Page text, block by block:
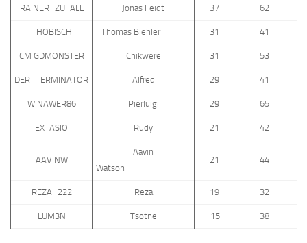
RAINER_ZUFALL Jonas Feidt 37 62
THOBISCH Thomas Biehler 31 41
CM GDMONSTER Chikwere 31 53
DER_TERMINATOR Alfred 29 41
WINAWER86 Pierluigi 29 65
EXTASIO Rudy 21 42
AAVINW
Aavin
Watson
21 44
REZA_222 Reza 19 32
LUM3N Tsotne 15 38